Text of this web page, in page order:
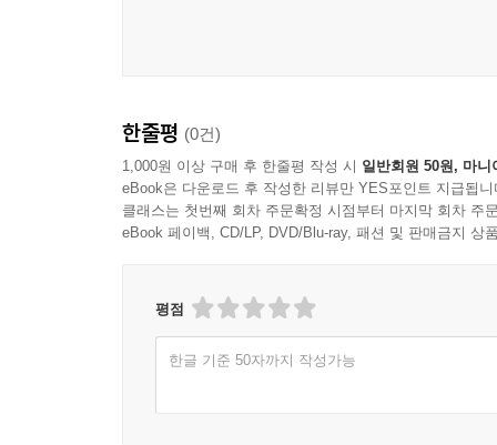
제8장 내부자거래 규제
제1절 서설적 고찰
제2절 미국에서의 내부자거래 규제
제3절 우리나라의 내부자거래 규제
제9장 시세조종행위와 기타 부정거래행위 규제
제1절 시세조종행위 등의 금지
제3절 시장질서 교란행위의 금지
한줄평 (0건)
1,000원 이상 구매 후 한줄평 작성 시 일반회원 50원, 마니
eBook은 다운로드 후 작성한 리뷰만 YES포인트 지급됩니
클래스는 첫번째 회차 주문확정 시점부터 마지막 회차 주
eBook 페이백, CD/LP, DVD/Blu-ray, 패션 및 판매금지 상
평점
한글 기준 50자까지 작성가능